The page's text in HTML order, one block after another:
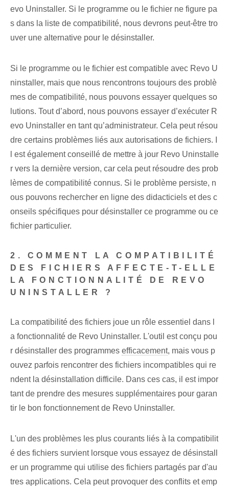
evo Uninstaller. Si le programme ou le fichier ne figure pa
s dans la liste de compatibilité, nous devrons peut-être tro
uver une alternative pour le désinstaller.
Si le programme ou le fichier est compatible avec Revo U
ninstaller, mais que nous rencontrons toujours des problè
mes de compatibilité, nous pouvons essayer quelques so
lutions. Tout d’abord, nous pouvons essayer d’exécuter R
evo Uninstaller en tant qu’administrateur. Cela peut résou
dre certains problèmes liés aux autorisations de fichiers. I
l est également conseillé de mettre à jour Revo Uninstalle
r vers la dernière version, car cela peut résoudre des prob
lèmes de compatibilité connus. Si le problème persiste, n
ous pouvons rechercher en ligne des didacticiels et des c
onseils spécifiques pour désinstaller ce programme ou ce
fichier particulier.
2. COMMENT LA COMPATIBILITÉ
DES FICHIERS AFFECTE-T-ELLE
LA FONCTIONNALITÉ DE REVO
UNINSTALLER ?
La compatibilité des fichiers joue un rôle essentiel dans l
a fonctionnalité de Revo Uninstaller. L'outil est conçu pou
r désinstaller des programmes efficacement, mais vous p
ouvez parfois rencontrer des fichiers incompatibles qui re
ndent la désinstallation difficile. Dans ces cas, il est impor
tant de prendre des mesures supplémentaires pour garan
tir le bon fonctionnement de Revo Uninstaller.
L'un des problèmes les plus courants liés à la compatibilit
é des fichiers survient lorsque vous essayez de désinstall
er un programme qui utilise des fichiers partagés par d'au
tres applications. Cela peut provoquer des conflits et emp